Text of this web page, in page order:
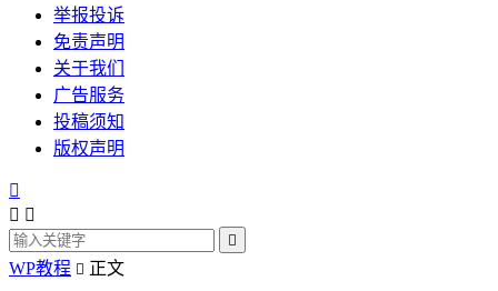
举报投诉
免责声明
关于我们
广告服务
投稿须知
版权声明

 

WP教程  正文